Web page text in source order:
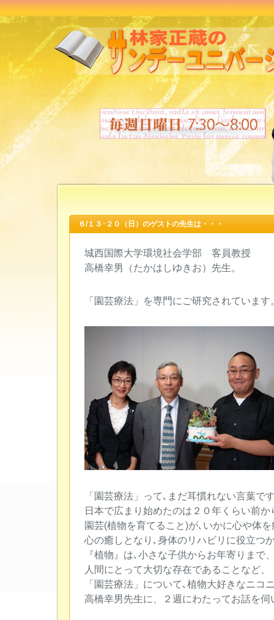
６/１３･２０（日）のゲストの先生は・・・
城西国際大学環境社会学部 客員教授
高橋幸男（たかはしゆきお）先生。
「園芸療法」を専門にご研究されています
「園芸療法」って､まだ耳慣れない言葉で
日本で広まり始めたのは２０年くらい前か
園芸(植物を育てること)が､いかに心や体
心の癒しとなり､身体のリハビリに役立つ
『植物』は､小さな子供からお年寄りまで
人間にとって大切な存在であることなど、
「園芸療法」について､植物大好きなニコ
高橋幸男先生に、２週にわたってお話を伺